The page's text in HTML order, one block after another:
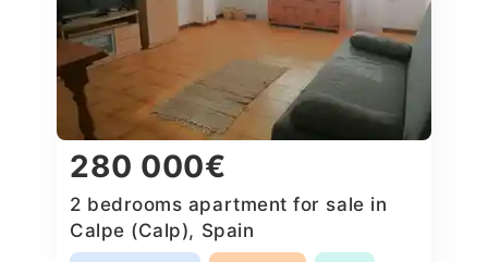
280 000€
2 bedrooms apartment for sale in
Calpe (Calp), Spain